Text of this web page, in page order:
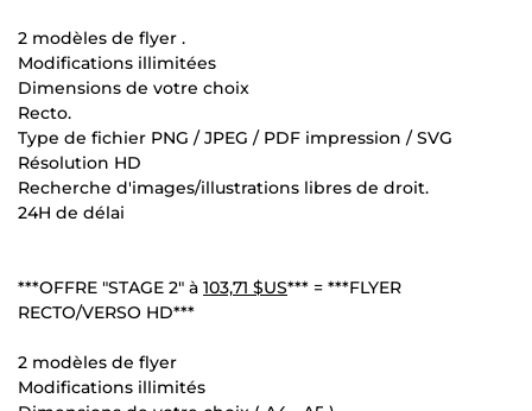
2 modèles de flyer .
Modifications illimitées
Dimensions de votre choix
Recto.
Type de fichier PNG / JPEG / PDF impression / SVG
Résolution HD
Recherche d'images/illustrations libres de droit.
24H de délai
***OFFRE "STAGE 2" à 103,71 $US*** = ***FLYER
RECTO/VERSO HD***
2 modèles de flyer
Modifications illimités